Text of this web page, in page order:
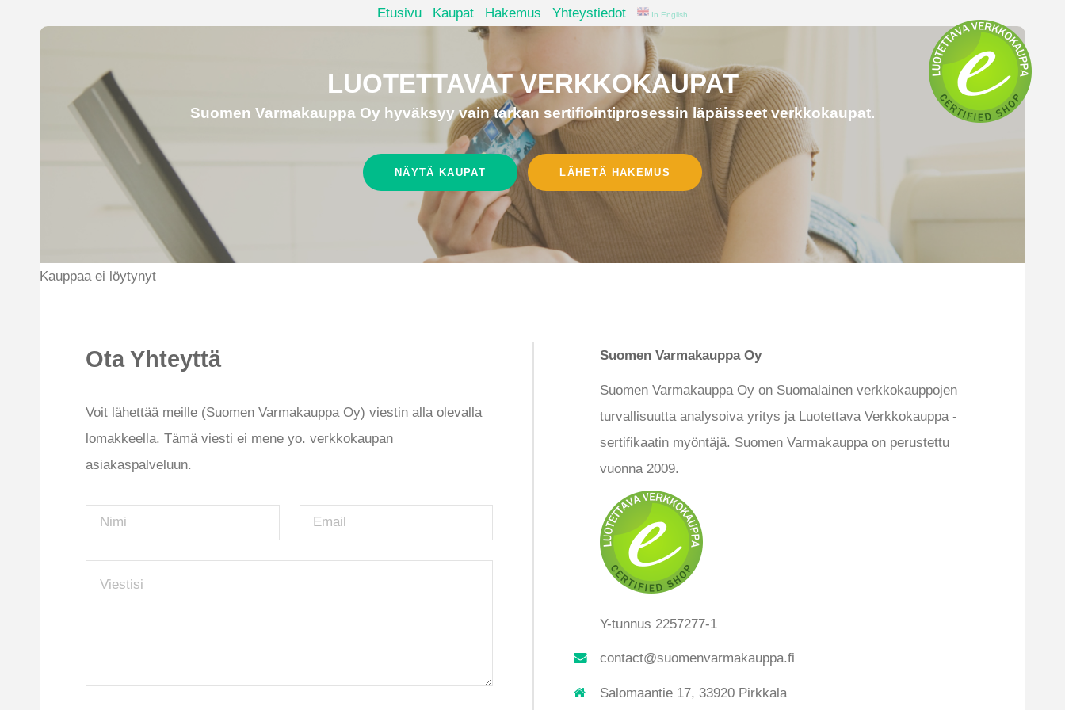
Etusivu Kaupat Hakemus Yhteystiedot In English
LUOTETTAVAT VERKKOKAUPAT
Suomen Varmakauppa Oy hyväksyy vain tarkan sertifiointiprosessin läpäisseet verkkokaupat.
NÄYTÄ KAUPAT LÄHETÄ HAKEMUS
Kauppaa ei löytynyt
Ota Yhteyttä
Voit lähettää meille (Suomen Varmakauppa Oy) viestin alla olevalla
lomakkeella. Tämä viesti ei mene yo. verkkokaupan
asiakaspalveluun.
Suomen Varmakauppa Oy
Suomen Varmakauppa Oy on Suomalainen verkkokauppojen
turvallisuutta analysoiva yritys ja Luotettava Verkkokauppa -
sertifikaatin myöntäjä. Suomen Varmakauppa on perustettu
vuonna 2009.
Y-tunnus 2257277-1
contact@suomenvarmakauppa.fi
Salomaantie 17, 33920 Pirkkala